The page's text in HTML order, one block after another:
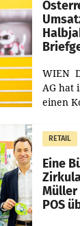
WIEN
AG hat
einen
von 3,8
dem
RETAIL
Eine
POS